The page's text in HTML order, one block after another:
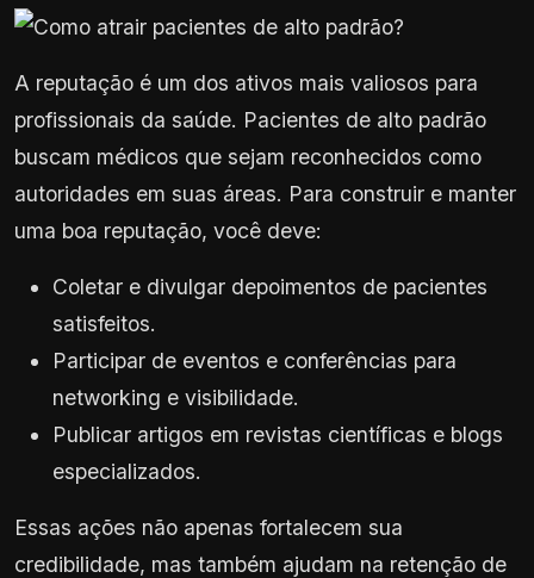
A reputação é um dos ativos mais valiosos para
profissionais da saúde. Pacientes de alto padrão
buscam médicos que sejam reconhecidos como
autoridades em suas áreas. Para construir e manter
uma boa reputação, você deve:
Coletar e divulgar depoimentos de pacientes
satisfeitos.
Participar de eventos e conferências para
networking e visibilidade.
Publicar artigos em revistas científicas e blogs
especializados.
Essas ações não apenas fortalecem sua
credibilidade, mas também ajudam na retenção de